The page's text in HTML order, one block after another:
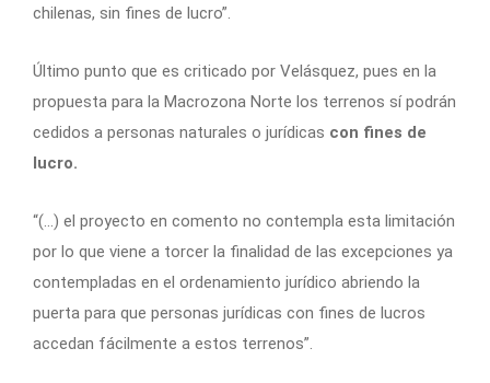
chilenas, sin fines de lucro”.
Último punto que es criticado por Velásquez, pues en la
propuesta para la Macrozona Norte los terrenos sí podrán
cedidos a personas naturales o jurídicas con fines de
lucro.
“(…) el proyecto en comento no contempla esta limitación
por lo que viene a torcer la finalidad de las excepciones ya
contempladas en el ordenamiento jurídico abriendo la
puerta para que personas jurídicas con fines de lucros
accedan fácilmente a estos terrenos”.